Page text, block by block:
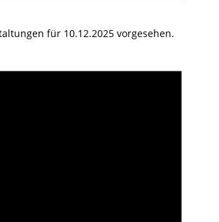
für 10.12.2025 vorgesehen.